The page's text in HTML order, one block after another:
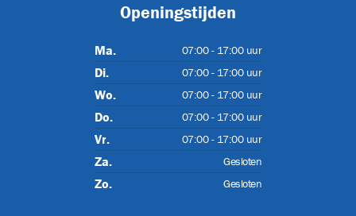
Openingstijden
Ma. 07:00 - 17:00 uur
Di. 07:00 - 17:00 uur
Wo. 07:00 - 17:00 uur
Do. 07:00 - 17:00 uur
Vr. 07:00 - 17:00 uur
Za. Gesloten
Zo. Gesloten